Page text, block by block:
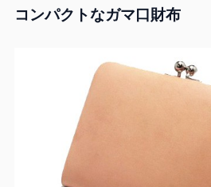
コンパクトなガマ口財布